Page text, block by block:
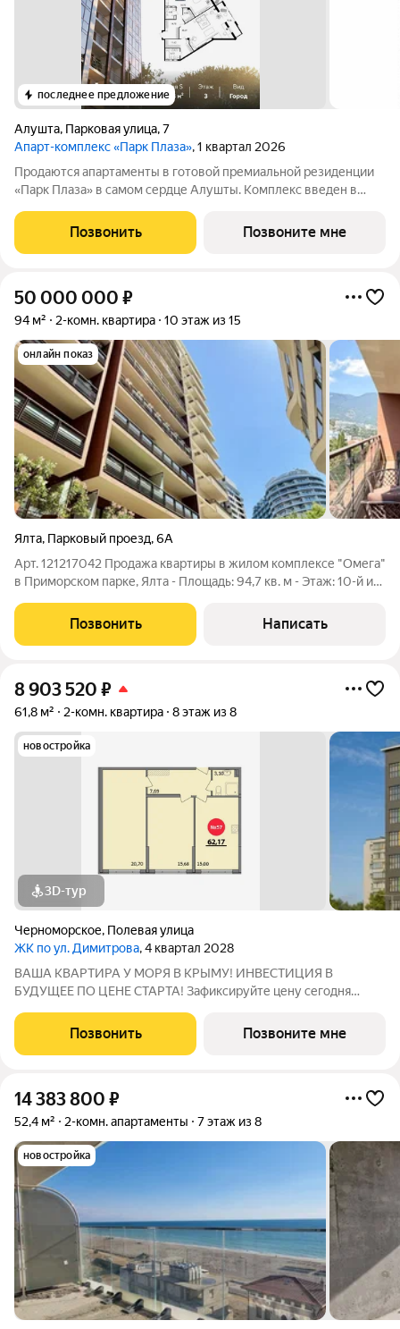
последнее предложение
Алушта, Парковая улица,7
Апарт-комплекс «Парк Плаза», 1 квартал 2026
Продаются апартаменты в готовой премиальной резиденции
«Парк Плаза» в самом сердце Алушты. Комплекс введен в
город Этаж: 3 Общая площадь: 163.03 Высота потолков: 3м.
Жизнь в окружении моря,
Позвонить Позвоните мне
50 000 000 ₽
94 м² 2-комн. квартира 10 этаж из 15
онлайн показ
Ялта, Парковый проезд,6А
Арт. 121217042 Продажа квартиры в жилом комплексе "Омега"
в Приморском парке, Ялта - Площадь: 94,7 кв. м - Этаж: 10-й из
(ванна + душевая кабина) - Гардеробная при входе - Большой
балкон
Позвонить Написать
8 903 520 ₽
61,8 м² 2-комн. квартира 8 этаж из 8
новостройка
3D-тур
Черноморское, Полевая улица
ЖК по ул. Димитрова, 4 квартал 2028
ВАША КВАРТИРА У МОРЯ В КРЫМУ! ИНВЕСТИЦИЯ В
БУДУЩЕЕ ПО ЦЕНЕ СТАРТА! Зафиксируйте цену сегодня
экологически чистом Западном побережье. Место, где
городской комфорт встречается с морским бризом. ПОЧЕМУ
Позвонить Позвоните мне
14 383 800 ₽
52,4 м² 2-комн. апартаменты 7 этаж из 8
новостройка